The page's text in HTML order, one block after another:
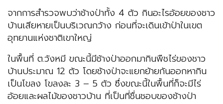
จากการสำรวจพบว่าช้างป่าทั้ง 4 ตัว กินอะไรอ้อยของชาว
บ้านเสียหายเป็นบริเวณกว้าง ก่อนที่จะเดินเข้าป่าในเขต
อุทยานแห่งชาติเขาใหญ่
ในพื้นที่ ต.วังหมี ขณะนี้มีช้างป่าออกมากินพืชไร่ของชาว
บ้านประมาณ 12 ตัว โดยช้างป่าจะแยกย้ายกันออกหากิน
เป็นโขลง โขลงละ 3 – 5 ตัว ซึ่งขณะนี้ในพื้นที่ก็จะมีไร่
อ้อยและผลไม้ของชาวบ้าน ที่เป็นที่ชื่นชอบของช้างป่า